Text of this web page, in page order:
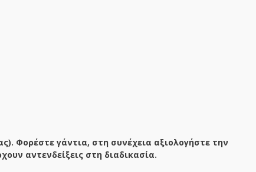
Φορέστε γάντια, στη συνέχεια αξιολογήστε την
αντενδείξεις στη διαδικασία.